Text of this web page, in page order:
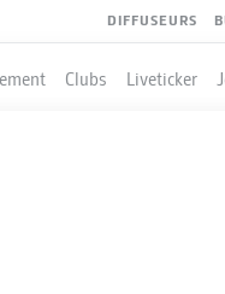
DIFFUSEURS
Clubs Liveticker
PAULI